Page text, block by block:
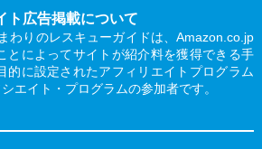
ト広告掲載について
わりのレスキューガイドは、Amazon.co.jp
とによってサイトが紹介料を獲得できる手
的に設定されたアフィリエイトプログラム
エイト・プログラムの参加者です。